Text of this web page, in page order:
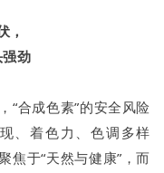
，
劲
“合成色素”的安全风险
、着色力、色调多样
焦于“天然与健康”，而